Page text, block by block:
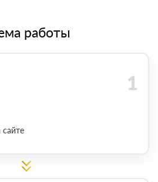
работы
сайте